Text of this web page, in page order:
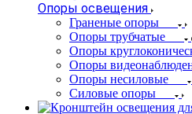
Опоры освещения
Граненые опоры
Опоры трубчатые
Опоры
Опоры
Опоры несиловые
Силовые опоры